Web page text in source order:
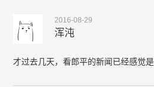
2016-08-29
浑沌
才过去几天，看郎平的新闻已经感觉